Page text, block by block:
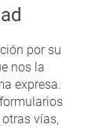
por su
nos la
expresa.
vías,